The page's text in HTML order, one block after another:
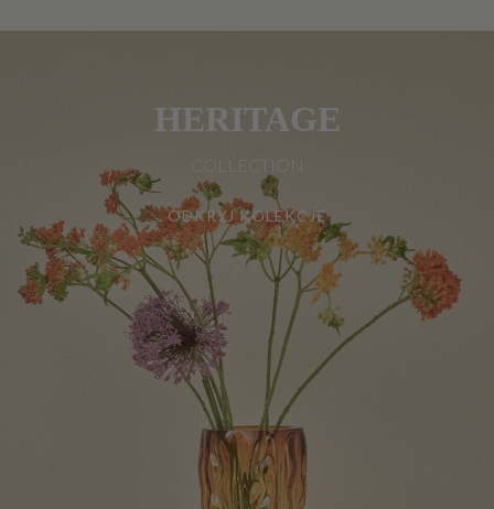
HERITAGE
COLLECTION
ODKRYJ KOLEKCJĘ